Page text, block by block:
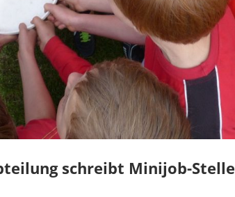
schreibt Minijob-